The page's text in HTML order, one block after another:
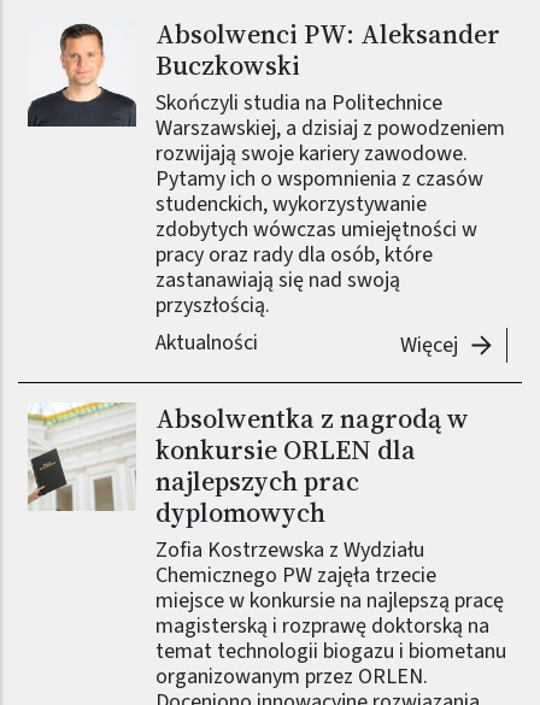
Obraz (old)
Absolwenci PW: Aleksander
Buczkowski
Skończyli studia na Politechnice
Warszawskiej, a dzisiaj z powodzeniem
rozwijają swoje kariery zawodowe.
Pytamy ich o wspomnienia z czasów
studenckich, wykorzystywanie
zdobytych wówczas umiejętności w
pracy oraz rady dla osób, które
zastanawiają się nad swoją
przyszłością.
Aktualności
Więcej
Obraz (old)
Absolwentka z nagrodą w
konkursie ORLEN dla
najlepszych prac
dyplomowych
Zofia Kostrzewska z Wydziału
Chemicznego PW zajęła trzecie
miejsce w konkursie na najlepszą pracę
magisterską i rozprawę doktorską na
temat technologii biogazu i biometanu
organizowanym przez ORLEN.